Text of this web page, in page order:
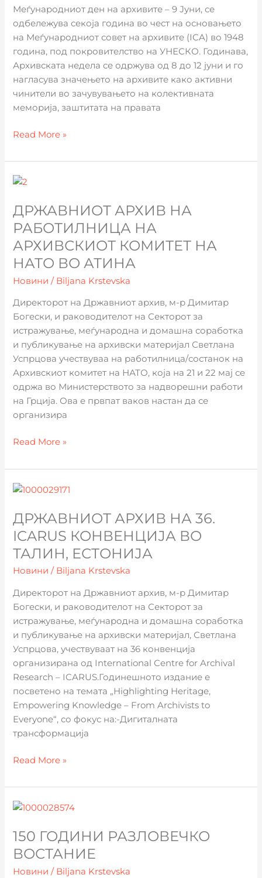
Меѓународниот ден на архивите – 9 Јуни, се
одбележува секоја година во чест на основањето
на Меѓународниот совет на архивите (ICA) во 1948
година, под покровителство на УНЕСКО. Годинава,
Архивската недела се одржува од 8 до 12 јуни и го
нагласува значењето на архивите како активни
чинители во зачувувањето на колективната
меморија, заштитата на правата
активна
сила
меморијата
Read More »
ДРЖАВНИОТ АРХИВ НА
РАБОТИЛНИЦА НА
АРХИВСКИОТ КОМИТЕТ НА
НАТО ВО АТИНА
Новини / Biljana Krstevska
Директорот на Државниот архив, м-р Димитар
Богески, и раководителот на Секторот за
истражување, меѓународна и домашна соработка
и публикување на архивски материјал Светлана
Успрцова учествуваа на работилница/состанок на
Архивскиот комитет на НАТО, која на 21 и 22 мај се
одржа во Министерството за надворешни работи
на Грција. Ова е првпат ваков настан да се
организира
Државниот
на
работилница
Архивскиот
комитет
на
во
Атина
Read More »
ДРЖАВНИОТ АРХИВ НА 36.
ICARUS КОНВЕНЦИЈА ВО
ТАЛИН, ЕСТОНИЈА
Новини / Biljana Krstevska
Директорот на Државниот архив, м-р Димитар
Богески, и раководителот на Секторот за
истражување, меѓународна и домашна соработка
и публикување на архивски материјал, Светлана
Успрцова, учествуваат на 36 конвенција
организирана од International Centre for Archival
Research – ICARUS.Годинешното издание е
посветено на темата „Highlighting Heritage,
Empowering Knowledge – From Archivists to
Everyone“, со фокус на:-Дигиталната
трансформација
Државниот
на
36.
Конвенција
во
Талин,
Естонија
Read More »
150 ГОДИНИ РАЗЛОВЕЧКО
ВОСТАНИЕ
Новини / Biljana Krstevska
150
Разловечко
востание